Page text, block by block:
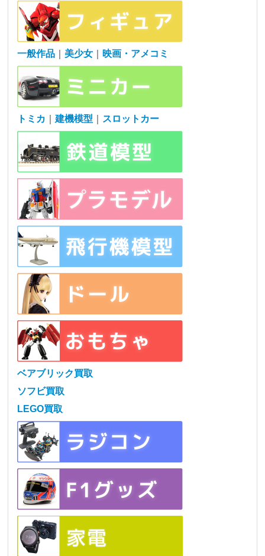
一般作品 美少女 映画・アメコミ
トミカ ｜建機模型 スロットカー
ベアブリック買取
ソフビ買取
LEGO買取